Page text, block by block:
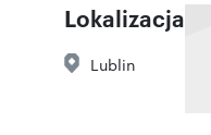
Lokalizacja
Lublin